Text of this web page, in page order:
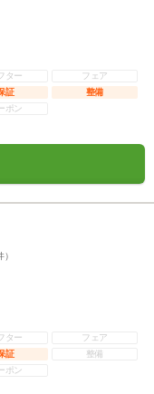
ター
フェア
証
整備
ポン
）
ター
フェア
証
整備
ポン